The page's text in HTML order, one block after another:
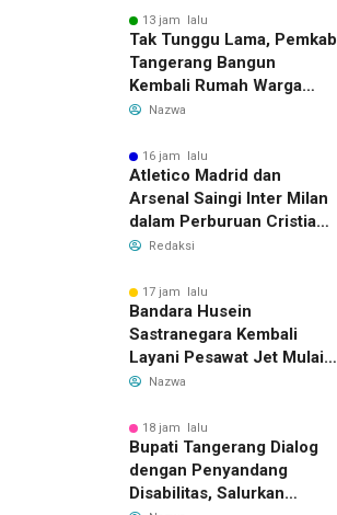
13 jam lalu
Tak Tunggu Lama, Pemkab
Tangerang Bangun
Kembali Rumah Warga
yang Roboh Akibat Puting
Nazwa
16 jam lalu
Atletico Madrid dan
Arsenal Saingi Inter Milan
dalam Perburuan Cristian
Romero, Transfer Bek
Redaksi
17 jam lalu
Bandara Husein
Sastranegara Kembali
Layani Pesawat Jet Mulai
14 Agustus 2026, Garuda
Bandung-Denpasar
Nazwa
18 jam lalu
Bupati Tangerang Dialog
dengan Penyandang
Disabilitas, Salurkan